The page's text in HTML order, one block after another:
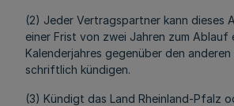
(2) Jeder Vertragspartner kann dieses
einer Frist von zwei Jahren zum Ablauf
Kalenderjahres gegenüber den
schriftlich kündigen.
(3) Kündigt das Land Rheinland-Pfalz